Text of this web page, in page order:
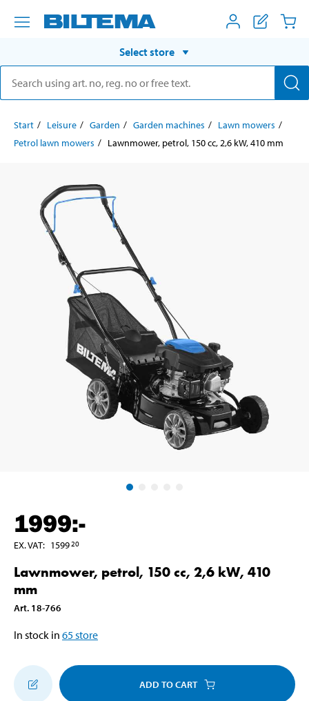
Select store
Start Leisure Garden Garden machines
Lawn mowers
Petrol lawn mowers
Lawnmower, petrol, 150 cc, 2,6 kW, 410 mm
1999:-
EX. VAT: 159920
Lawnmower, petrol, 150 cc, 2,6 kW, 410
mm
Art. 18-766
In stock in 65store
ADD TO CART